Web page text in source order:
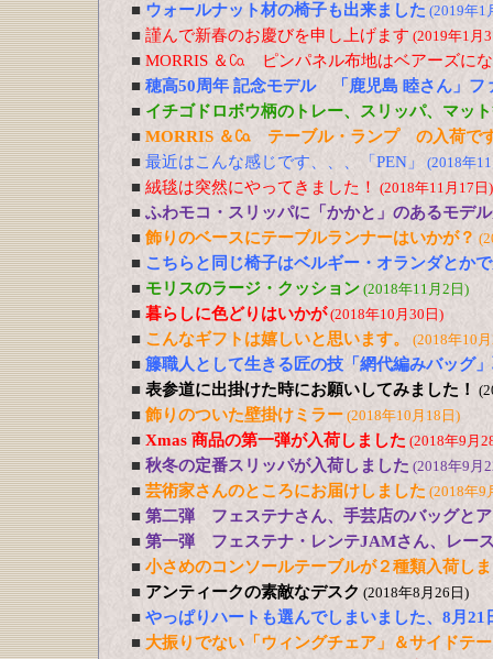
■ ウォールナット材の椅子も出来ました (2019年1
■ 謹んで新春のお慶びを申し上げます (2019年1月
■ MORRIS ＆㏇ ピンパネル布地はベアーズに
■ 穂高50周年 記念モデル 「鹿児島 睦さん」フ
■ イチゴドロボウ柄のトレー、スリッパ、マッ
■ MORRIS ＆㏇ テーブル・ランプ の入荷で
■ 最近はこんな感じです、、、「PEN」 (2018年
■ 絨毯は突然にやってきました！ (2018年11月17日)
■ ふわモコ・スリッパに「かかと」のあるモデ
■ 飾りのベースにテーブルランナーはいかが？
■ こちらと同じ椅子はベルギー・オランダとか
■ モリスのラージ・クッション (2018年11月2日)
■ 暮らしに色どりはいかが(2018年10月30日)
■ こんなギフトは嬉しいと思います。 (2018年10
■ 籐職人として生きる匠の技「網代編みバッグ
■ 表参道に出掛けた時にお願いしてみました！
■ 飾りのついた壁掛けミラー (2018年10月18日)
■ Xmas 商品の第一弾が入荷しました (2018年9月
■ 秋冬の定番スリッパが入荷しました (2018年9月
■ 芸術家さんのところにお届けしました (2018年9
■ 第二弾 フェステナさん、手芸店のバッグと
■ 第一弾 フェステナ・レンテJAMさん、レー
■ 小さめのコンソールテーブルが２種類入荷し
■ アンティークの素敵なデスク (2018年8月26日)
■ やっぱりハートも選んでしまいました、8月21
■ 大振りでない「ウィングチェア」＆サイドテ